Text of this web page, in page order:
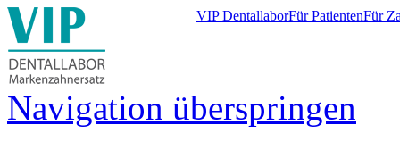
Navigation überspringen
VIP DentallaborFür PatientenFür